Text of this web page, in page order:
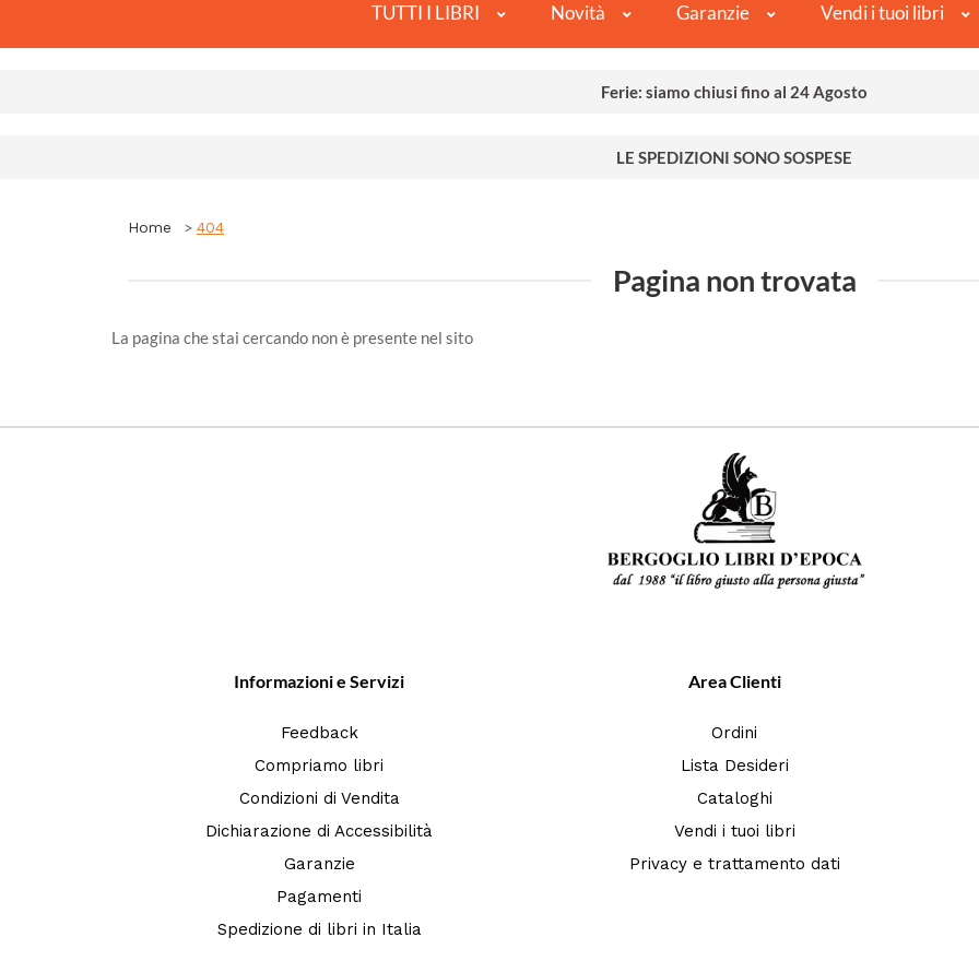
TUTTI I LIBRI Novità Garanzie Vendi i tuoi libri
Ferie: siamo chiusi fino al 24 Agosto
LE SPEDIZIONI SONO SOSPESE
Home 404
Pagina non trovata
La pagina che stai cercando non è presente nel sito
Informazioni e Servizi
Feedback
Compriamo libri
Condizioni di Vendita
Dichiarazione di Accessibilità
Garanzie
Pagamenti
Spedizione di libri in Italia
Area Clienti
Ordini
Lista Desideri
Cataloghi
Vendi i tuoi libri
Privacy e trattamento dati